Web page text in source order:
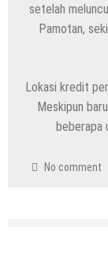
HEADLINE
Kenapa
Lapangan
7 Agustus 2026
HEADLINE
Inilah 16
Anda ??
Gaung Tolak
setelah
Pamotan,
Lokasi kredit
Meskipun
beberapa
No comment